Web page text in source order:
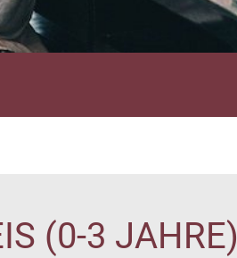
(0-3 JAHRE)